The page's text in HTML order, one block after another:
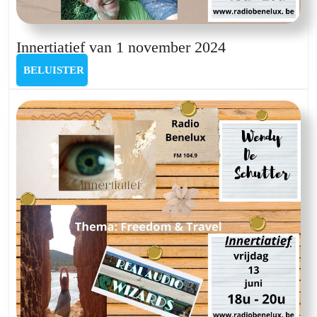
Innertiatief van 1 november 2024Innertiatief
november
2024
BELUISTER